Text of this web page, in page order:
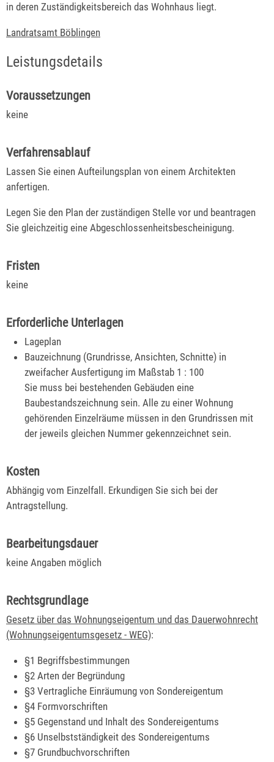
in deren Zuständigkeitsbereich das Wohnhaus liegt.
Landratsamt Böblingen
Leistungsdetails
Voraussetzungen
keine
Verfahrensablauf
Lassen Sie einen Aufteilungsplan von einem Architekten
anfertigen.
Legen Sie den Plan der zuständigen Stelle vor und beantragen
Sie gleichzeitig eine Abgeschlossenheitsbescheinigung.
Fristen
keine
Erforderliche Unterlagen
Lageplan
Bauzeichnung (Grundrisse, Ansichten, Schnitte) in
zweifacher Ausfertigung im Maßstab 1 : 100
Sie muss bei bestehenden Gebäuden eine
Baubestandszeichnung sein. Alle zu einer Wohnung
gehörenden Einzelräume müssen in den Grundrissen mit
der jeweils gleichen Nummer gekennzeichnet sein.
Kosten
Abhängig vom Einzelfall. Erkundigen Sie sich bei der
Antragstellung.
Bearbeitungsdauer
keine Angaben möglich
Rechtsgrundlage
Gesetz über das Wohnungseigentum und das Dauerwohnrecht
(Wohnungseigentumsgesetz - WEG):
§1 Begriffsbestimmungen
§2 Arten der Begründung
§3 Vertragliche Einräumung von Sondereigentum
§4 Formvorschriften
§5 Gegenstand und Inhalt des Sondereigentums
§6 Unselbstständigkeit des Sondereigentums
§7 Grundbuchvorschriften